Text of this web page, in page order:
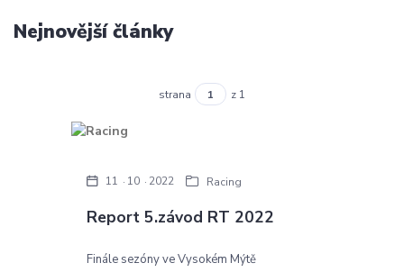
Nejnovější články
strana z 1
Report 5.závod RT 2022
11 10 2022 Racing
Finále sezóny ve Vysokém Mýtě